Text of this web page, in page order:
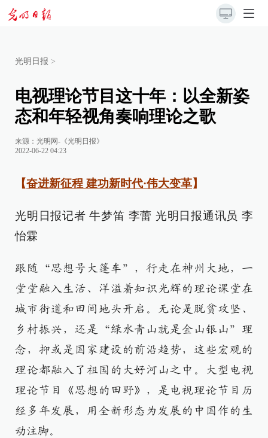
光明日报 >
电视理论节目这十年：以全新姿
态和年轻视角奏响理论之歌
来源： 光明网-《光明日报》
2022-06-22 04:23
【奋进新征程 建功新时代·伟大变革】
光明日报记者 牛梦笛 李蕾 光明日报通讯员 李
怡霖
跟随“思想号大篷车”，行走在神州大地，一
堂堂融入生活、洋溢着知识光辉的理论课堂在
城市街道和田间地头开启。无论是脱贫攻坚、
乡村振兴，还是“绿水青山就是金山银山”理
念，抑或是国家建设的前沿趋势，这些宏观的
理论都融入了祖国的大好河山之中。大型电视
理论节目《思想的田野》，是电视理论节目历
经多年发展，用全新形态为发展的中国作的生
动注脚。